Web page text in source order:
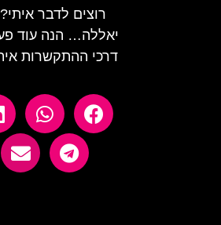
רוצים לדבר איתי?
יאללה… הנה עוד פעם
דרכי ההתקשרות איתי: